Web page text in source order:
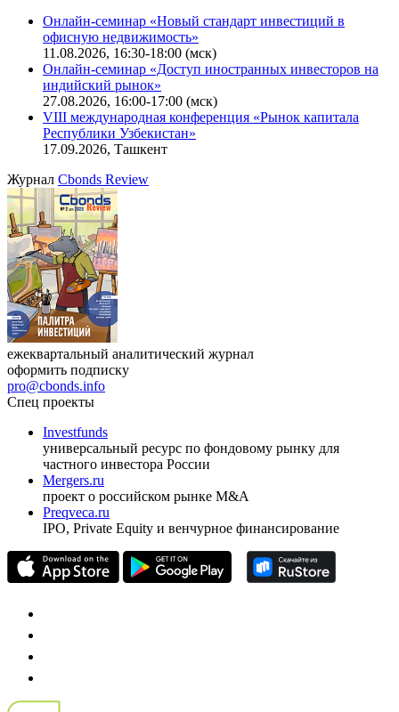
Онлайн-семинар «Новый стандарт инвестиций в
офисную недвижимость»
11.08.2026, 16:30-18:00 (мск)
Онлайн-семинар «Доступ иностранных инвесторов на
индийский рынок»
27.08.2026, 16:00-17:00 (мск)
VIII международная конференция «Рынок капитала
Республики Узбекистан»
17.09.2026, Ташкент
Журнал Cbonds Review
ежеквартальный аналитический журнал
оформить подписку
pro@cbonds.info
Спец проекты
Investfunds
универсальный ресурс по фондовому рынку для
частного инвестора России
Mergers.ru
проект о российском рынке M&A
Preqveca.ru
IPO, Private Equity и венчурное финансирование